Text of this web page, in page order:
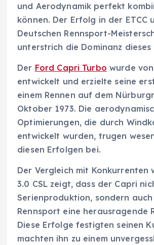
und Aerodynamik perfekt
können. Der Erfolg in der ETCC
Deutschen Rennsport-
unterstrich die Dominanz dieses
Der Ford Capri Turbo wurde
entwickelt und erzielte seine
einem Rennen auf dem
Oktober 1973. Die
Optimierungen, die durch
entwickelt wurden, trugen
diesen Erfolgen bei.
Der Vergleich mit Konkurrenten
3.0 CSL zeigt, dass der Capri
Serienproduktion, sondern auch
Rennsport eine herausragende
Diese Erfolge festigten seinen
machten ihn zu einem